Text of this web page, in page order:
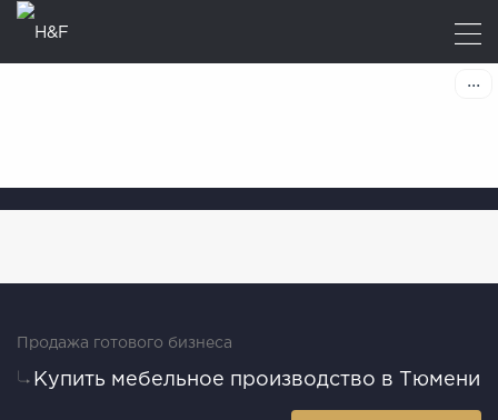
Продажа готового бизнеса
Купить мебельное производство в Тюмени